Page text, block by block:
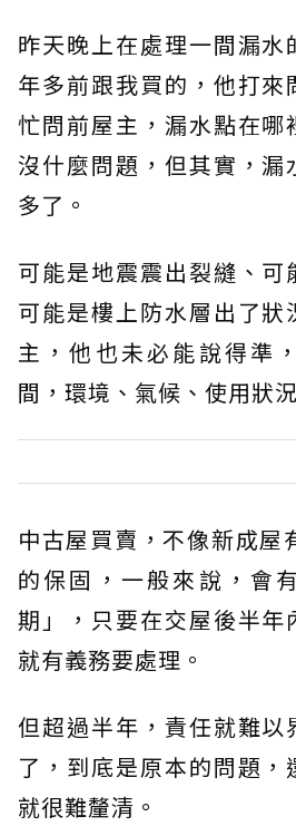
昨天晚上在處理一間漏水
年多前跟我買的，他打來
忙問前屋主，漏水點在哪
沒什麼問題，但其實，漏
多了。
可能是地震震出裂縫、可
可能是樓上防水層出了狀
主，他也未必能說得準
間，環境、氣候、使用狀
中古屋買賣，不像新成屋
的保固，一般來說，會
期」，只要在交屋後半年
就有義務要處理。
但超過半年，責任就難以
了，到底是原本的問題，
就很難釐清。